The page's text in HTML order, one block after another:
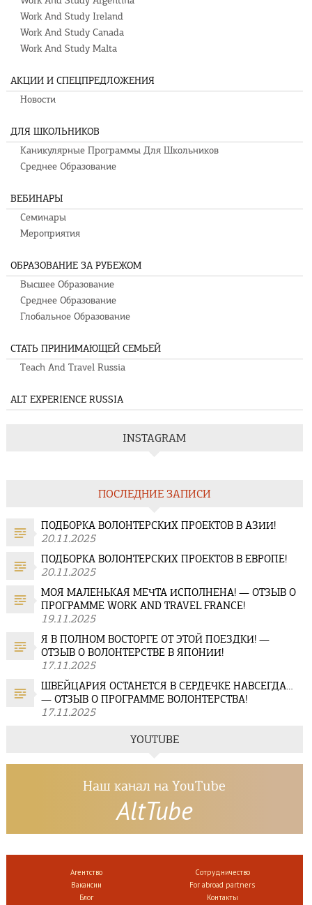
Work And Study Ireland
Work And Study Canada
Work And Study Malta
АКЦИИ И СПЕЦПРЕДЛОЖЕНИЯ
Новости
ДЛЯ ШКОЛЬНИКОВ
Каникулярные Программы Для Школьников
Среднее Образование
ВЕБИНАРЫ
Семинары
Мероприятия
ОБРАЗОВАНИЕ ЗА РУБЕЖОМ
Высшее Образование
Среднее Образование
Глобальное Образование
СТАТЬ ПРИНИМАЮЩЕЙ СЕМЬЕЙ
Teach And Travel Russia
ALT EXPERIENCE RUSSIA
INSTAGRAM
ПОСЛЕДНИЕ ЗАПИСИ
ПОДБОРКА ВОЛОНТЕРСКИХ ПРОЕКТОВ В АЗИИ!
20.11.2025
ПОДБОРКА ВОЛОНТЕРСКИХ ПРОЕКТОВ В ЕВРОПЕ!
20.11.2025
МОЯ МАЛЕНЬКАЯ МЕЧТА ИСПОЛНЕНА! — ОТЗЫВ О
ПРОГРАММЕ WORK AND TRAVEL FRANCE!
19.11.2025
Я В ПОЛНОМ ВОСТОРГЕ ОТ ЭТОЙ ПОЕЗДКИ! —
ОТЗЫВ О ВОЛОНТЕРСТВЕ В ЯПОНИИ!
17.11.2025
ШВЕЙЦАРИЯ ОСТАНЕТСЯ В СЕРДЕЧКЕ НАВСЕГДА…
— ОТЗЫВ О ПРОГРАММЕ ВОЛОНТЕРСТВА!
17.11.2025
YOUTUBE
Наш канал на YouTube
AltTube
Агентство
Сотрудничество
Вакансии
For abroad partners
Блог
Контакты